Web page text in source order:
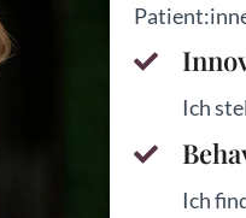
Ich
Ich